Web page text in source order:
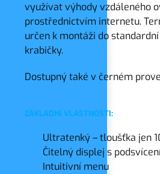
využívat výhody vzdáleného
prostřednictvím internetu.
určen k montáži do
krabičky.
Dostupný také v černém
ZÁKLADNÍ VLASTNOSTI:
Ultratenký – tloušťka jen
Čitelný displej s
Intuitivní menu